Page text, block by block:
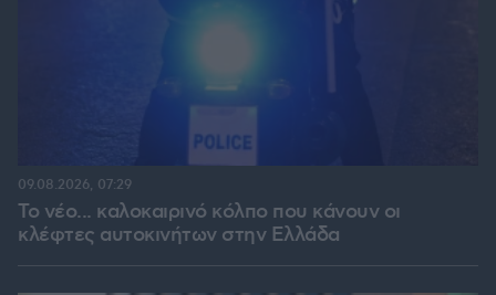
Το νέο... καλοκαιρινό κόλπο που κάνουν οι
κλέφτες αυτοκινήτων στην Ελλάδα
09.08.2026, 07:29